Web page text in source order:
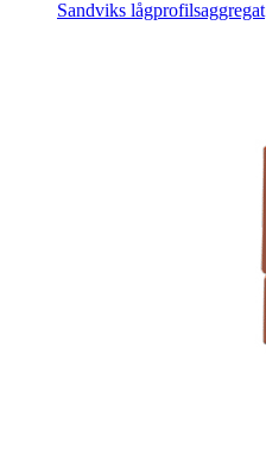
Sandviks lågprofilsaggregat